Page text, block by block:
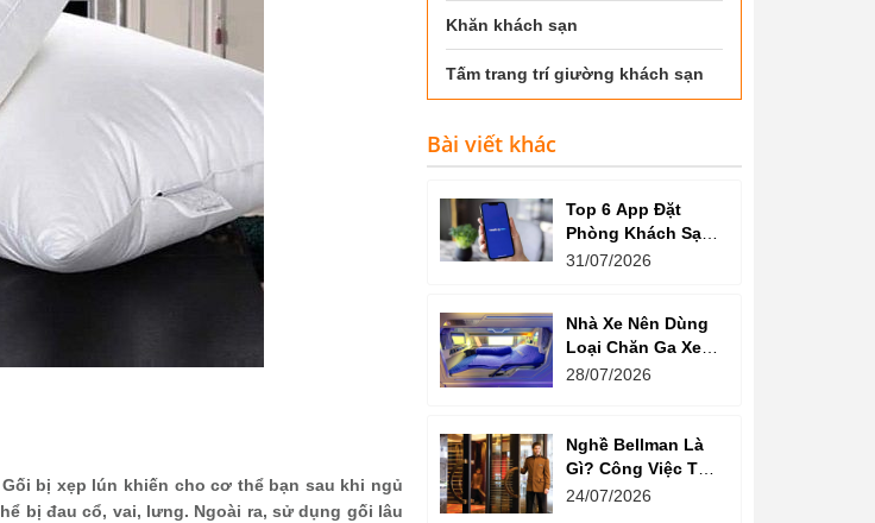
bị xẹp lún khiến cho cơ thể bạn sau khi ngủ
bị đau cổ, vai, lưng. Ngoài ra, sử dụng gối lâu
Khăn khách sạn
Tấm trang trí giường khách sạn
Bài viết khác
Top 6 App Đặt
Phòng Khách Sạn
Giá Tốt, Nhiều Ưu
31/07/2026
Nhà Xe Nên Dùng
Loại Chăn Ga Xe
Giường Nằm Nào?
28/07/2026
Nghề Bellman Là
Gì? Công Việc Thú
Vị Phía Sau Cánh
24/07/2026